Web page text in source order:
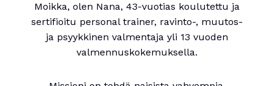
Moikka, olen Nana, 43-vuotias koulutettu ja
sertifioitu personal trainer, ravinto-, muutos-
ja psyykkinen valmentaja yli 13 vuoden
valmennuskokemuksella.